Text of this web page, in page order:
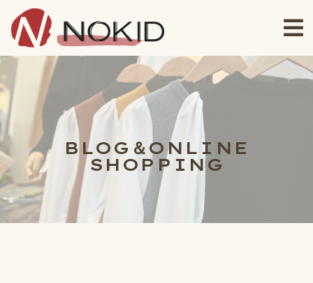
BLOG＆ONLINE
SHOPPING